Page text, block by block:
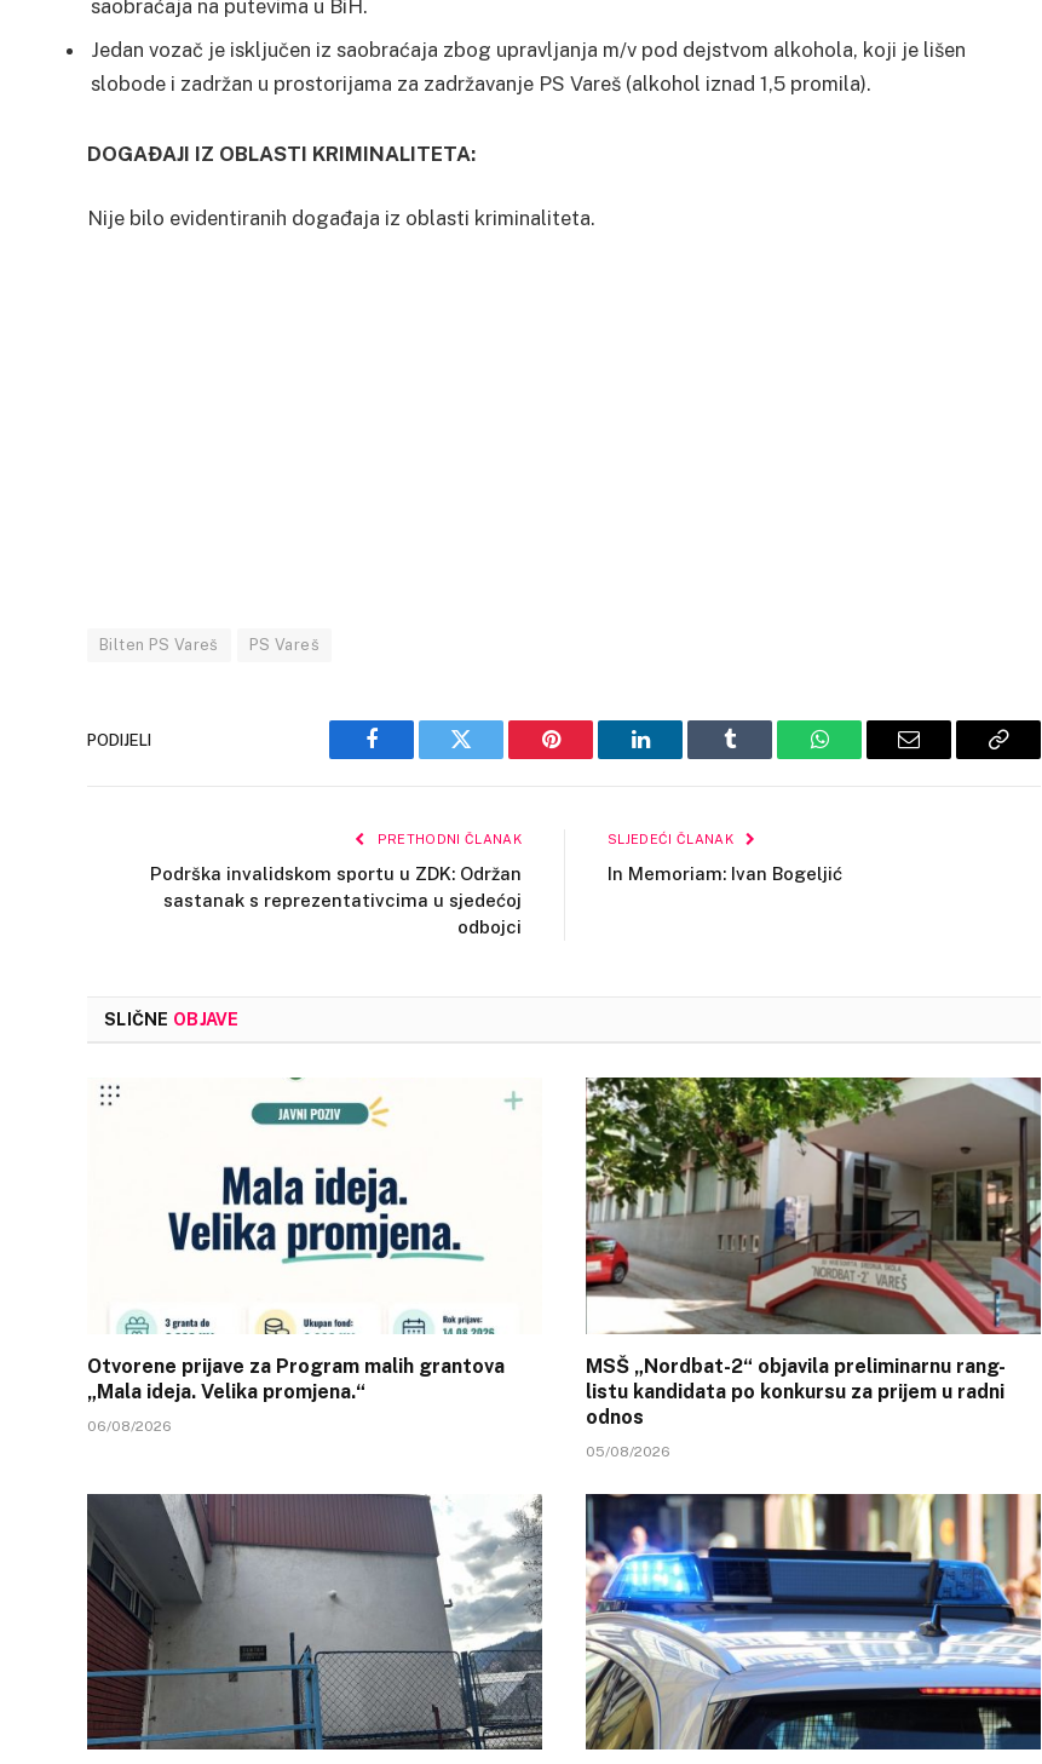
saobraćaja na putevima u BiH.
Jedan vozač je isključen iz saobraćaja zbog upravljanja m/v pod dejstvom alkohola, koji je lišen
slobode i zadržan u prostorijama za zadržavanje PS Vareš (alkohol iznad 1,5 promila).
DOGAĐAJI IZ OBLASTI KRIMINALITETA:
Nije bilo evidentiranih događaja iz oblasti kriminaliteta.
Bilten PS Vareš PS Vareš
PODIJELI
Facebook Twitter Pinterest LinkedIn Tumblr WhatsAppEmail
Copy
PRETHODNI ČLANAK
Podrška invalidskom sportu u ZDK: Održan
sastanak s reprezentativcima u sjedećoj
odbojci
SLJEDEĆI ČLANAK
In Memoriam: Ivan Bogeljić
SLIČNE OBJAVE
Otvorene prijave za Program malih grantova
„Mala ideja. Velika promjena.“
06/08/2026
MSŠ „Nordbat-2“ objavila preliminarnu rang-
listu kandidata po konkursu za prijem u radni
odnos
05/08/2026